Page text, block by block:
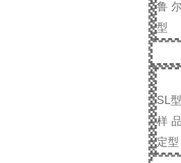
鲁
型
SL型
样
定型